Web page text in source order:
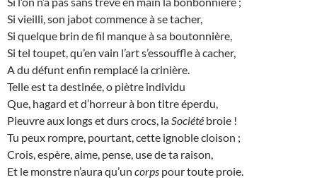
Si vieilli, son jabot commence à se tacher,
Si quelque brin de fil manque à sa boutonnière,
Si tel toupet, qu’en vain l’art s’essouffle à cacher,
A du défunt enfin remplacé la crinière.
Telle est ta destinée, o piètre individu
Que, hagard et d’horreur à bon titre éperdu,
Pieuvre aux longs et durs crocs, laSociété broie !
Tu peux rompre, pourtant, cette ignoble cloison ;
Crois, espère, aime, pense, use de ta raison,
Et le monstre n’aura qu’un corps pour toute proie.